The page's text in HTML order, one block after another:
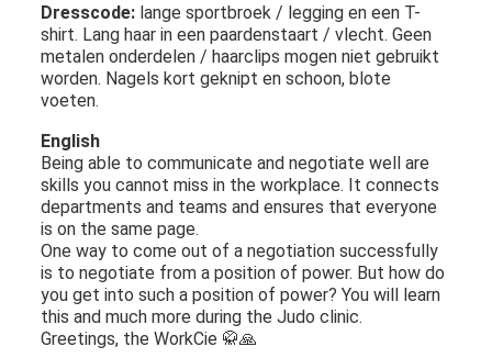
Dresscode: lange sportbroek / legging en een T-
shirt. Lang haar in een paardenstaart / vlecht. Geen
metalen onderdelen / haarclips mogen niet gebruikt
worden. Nagels kort geknipt en schoon, blote
voeten.
English
Being able to communicate and negotiate well are
skills you cannot miss in the workplace. It connects
departments and teams and ensures that everyone
is on the same page.
One way to come out of a negotiation successfully
is to negotiate from a position of power. But how do
you get into such a position of power? You will learn
this and much more during the Judo clinic.
Greetings, the WorkCie 🥋🙏